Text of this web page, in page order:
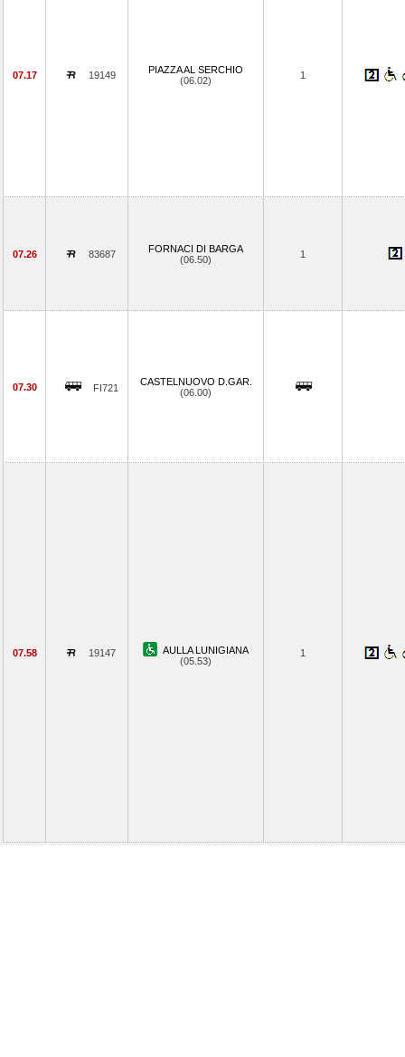
07.17 19149
PIAZZA AL SERCHIO
(06.02)
1
07.26 83687
FORNACI DI BARGA
(06.50)
1
07.30 FI721
CASTELNUOVO D.GAR.
(06.00)
07.58 19147
AULLA LUNIGIANA
(05.53)
1